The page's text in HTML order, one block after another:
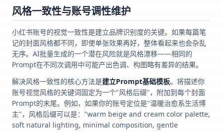
风格一致性与账号调性维护
小红书账号的视觉一致性是建立品牌识别度的关键。如果每篇笔
记的封面风格都不同，即使单张效果再好，整体看起来也会杂乱
无序。AI批量生成的一个潜在风险就是风格漂移——相同的
Prompt在不同次调用中可能产出色调、构图略有差异的结果。
解决风格一致性的核心方法是建立Prompt基础模板。将描述你
账号视觉风格的关键词固定为一个"风格后缀"，附加到每个封面
Prompt的末尾。例如，如果你的账号定位是"温暖治愈系生活博
主"，风格后缀可以是："warm beige and cream color palette,
soft natural lighting, minimal composition, gentle